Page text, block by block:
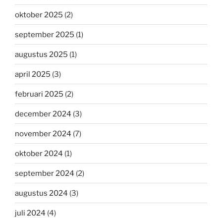
oktober 2025 (2)
september 2025 (1)
augustus 2025 (1)
april 2025 (3)
februari 2025 (2)
december 2024 (3)
november 2024 (7)
oktober 2024 (1)
september 2024 (2)
augustus 2024 (3)
juli 2024 (4)